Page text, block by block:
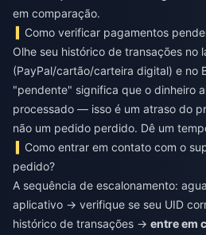
em comparação.
Como verificar pagamentos
Olhe seu histórico de transações no
(PayPal/cartão/carteira digital) e no
"pendente" significa que o dinheiro
processado — isso é um atraso do
não um pedido perdido. Dê um
Como entrar em contato com o
pedido?
A sequência de escalonamento:
aplicativo → verifique se seu UID
histórico de transações → entre em